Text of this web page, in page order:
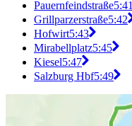
Pauernfeindstraße5:41
Grillparzerstraße5:42
Hofwirt5:43
Mirabellplatz5:45
Kiesel5:47
Salzburg Hbf5:49